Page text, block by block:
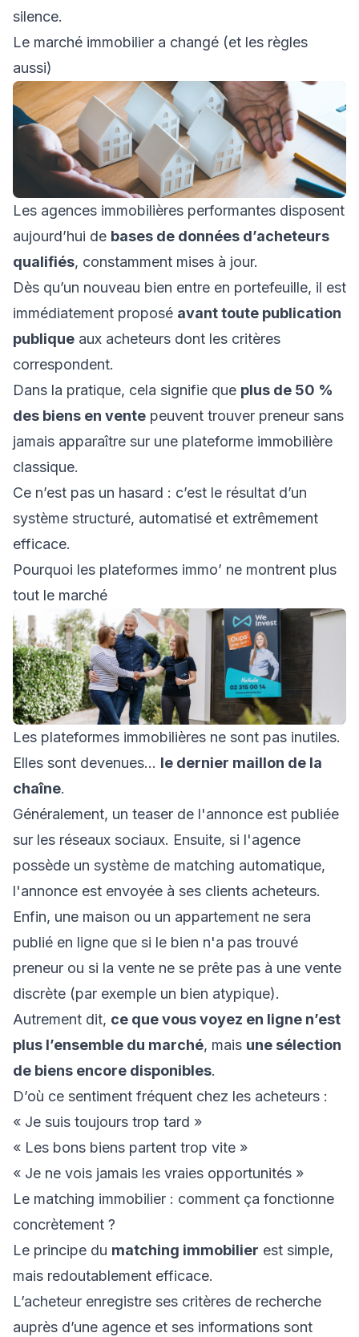
silence.
Le marché immobilier a changé (et les règles
aussi)
Les agences immobilières performantes disposent
aujourd’hui de bases de données d’acheteurs
qualifiés, constamment mises à jour.
Dès qu’un nouveau bien entre en portefeuille, il est
immédiatement proposé avant toute publication
publique aux acheteurs dont les critères
correspondent.
Dans la pratique, cela signifie que plus de 50 %
des biens en vente peuvent trouver preneur sans
jamais apparaître sur une plateforme immobilière
classique.
Ce n’est pas un hasard : c’est le résultat d’un
système structuré, automatisé et extrêmement
efficace.
Pourquoi les plateformes immo’ ne montrent plus
tout le marché
Les plateformes immobilières ne sont pas inutiles.
Elles sont devenues… le dernier maillon de la
chaîne.
Généralement, un teaser de l'annonce est publiée
sur les réseaux sociaux. Ensuite, si l'agence
possède un système de matching automatique,
l'annonce est envoyée à ses clients acheteurs.
Enfin, une maison ou un appartement ne sera
publié en ligne que si le bien n'a pas trouvé
preneur ou si la vente ne se prête pas à une vente
discrète (par exemple un bien atypique).
Autrement dit, ce que vous voyez en ligne n’est
plus l’ensemble du marché, mais une sélection
de biens encore disponibles.
D’où ce sentiment fréquent chez les acheteurs :
« Je suis toujours trop tard »
« Les bons biens partent trop vite »
« Je ne vois jamais les vraies opportunités »
Le matching immobilier : comment ça fonctionne
concrètement ?
Le principe du matching immobilier est simple,
mais redoutablement efficace.
L’acheteur enregistre ses critères de recherche
auprès d’une agence et ses informations sont